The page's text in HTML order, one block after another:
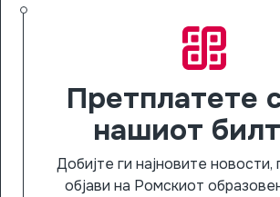
Претплатете
нашиот
Добијте ги најновите новости,
објави на Ромскиот